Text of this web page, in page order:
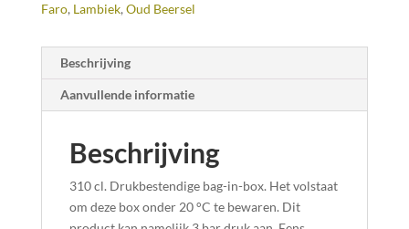
Faro, Lambiek, Oud Beersel
Beschrijving
Aanvullende informatie
Beschrijving
310 cl. Drukbestendige bag-in-box. Het volstaat
om deze box onder 20 °C te bewaren. Dit